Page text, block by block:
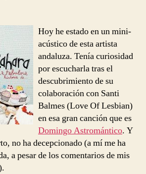
Merezco
Hoy he estado en un mini-
acústico de esta artista
andaluza. Tenía curiosidad
por escucharla tras el
descubrimiento de su
colaboración con Santi
Balmes (Love Of Lesbian)
en esa gran canción que es
Domingo Astromántico. Y
no ha decepcionado (a mí me ha
a pesar de los comentarios de mis